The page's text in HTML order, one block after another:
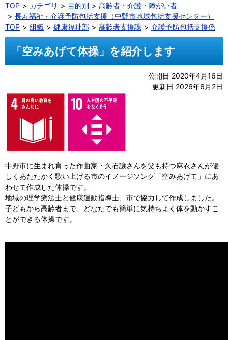
TOP
カテゴリ 目的別
高齢者・介護・障がい者
長寿福祉・介護予防包括支援（中野市地域包括支援センター）
TOP
組織 健康福祉部 高齢者支援課 介護予防包括支援係
「空みあげて体操」を紹介します
公開日 2020年4月16日
更新日 2026年6月2日
中野市に生まれ育った作曲家・久石譲さんを父も持つ麻衣さんが優
しくあたたかく歌い上げる市のイメージソング「空みあげて」にあ
わせて作成した体操です。
地域の理学療法士と健康運動指導士、市で協力して作成しました。
子どもから高齢者まで、どなたでも簡単に気持ちよく体を動かすこ
とができる体操です。